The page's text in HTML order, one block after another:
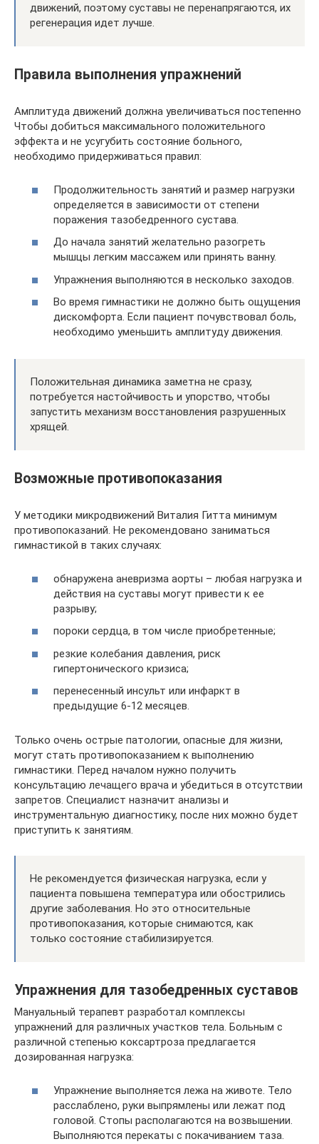
движений, поэтому суставы не перенапрягаются, их
регенерация идет лучше.
Правила выполнения упражнений
Амплитуда движений должна увеличиваться постепенно
Чтобы добиться максимального положительного
эффекта и не усугубить состояние больного,
необходимо придерживаться правил:
Продолжительность занятий и размер нагрузки
определяется в зависимости от степени
поражения тазобедренного сустава.
До начала занятий желательно разогреть
мышцы легким массажем или принять ванну.
Упражнения выполняются в несколько заходов.
Во время гимнастики не должно быть ощущения
дискомфорта. Если пациент почувствовал боль,
необходимо уменьшить амплитуду движения.
Положительная динамика заметна не сразу,
потребуется настойчивость и упорство, чтобы
запустить механизм восстановления разрушенных
хрящей.
Возможные противопоказания
У методики микродвижений Виталия Гитта минимум
противопоказаний. Не рекомендовано заниматься
гимнастикой в таких случаях:
обнаружена аневризма аорты – любая нагрузка и
действия на суставы могут привести к ее
разрыву;
пороки сердца, в том числе приобретенные;
резкие колебания давления, риск
гипертонического кризиса;
перенесенный инсульт или инфаркт в
предыдущие 6-12 месяцев.
Только очень острые патологии, опасные для жизни,
могут стать противопоказанием к выполнению
гимнастики. Перед началом нужно получить
консультацию лечащего врача и убедиться в отсутствии
запретов. Специалист назначит анализы и
инструментальную диагностику, после них можно будет
приступить к занятиям.
Не рекомендуется физическая нагрузка, если у
пациента повышена температура или обострились
другие заболевания. Но это относительные
противопоказания, которые снимаются, как
только состояние стабилизируется.
Упражнения для тазобедренных суставов
Мануальный терапевт разработал комплексы
упражнений для различных участков тела. Больным с
различной степенью коксартроза предлагается
дозированная нагрузка:
Упражнение выполняется лежа на животе. Тело
расслаблено, руки выпрямлены или лежат под
головой. Стопы располагаются на возвышении.
Выполняются перекаты с покачиванием таза.